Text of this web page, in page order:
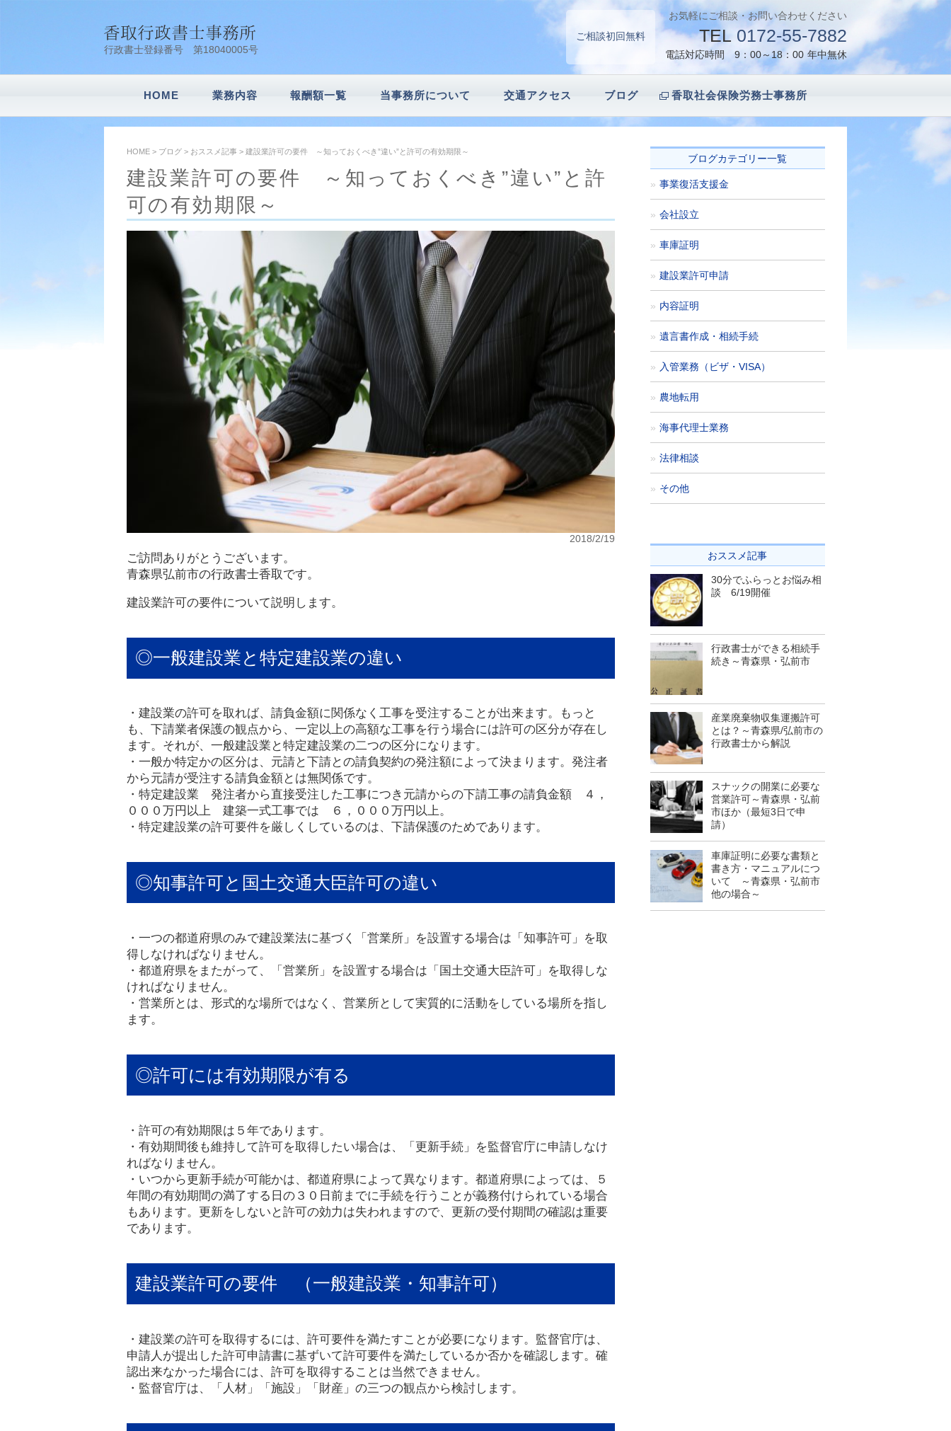
行政書士登録番号 第18040005号
ご相談初回無料
お気軽にご相談・お問い合わせください
TEL 0172-55-7882
電話対応時間 9：00～18：00 年中無休
HOME 業務内容 報酬額一覧 当事務所について 交通アクセス ブログ 香取社会保険労務士事務所
HOME> ブログ> おススメ記事> 建設業許可の要件 ～知っておくべき”違い”と許可の有効期限～
建設業許可の要件 ～知っておくべき”違い”と許
可の有効期限～
2018/2/19
ご訪問ありがとうございます。
青森県弘前市の行政書士香取です。
建設業許可の要件について説明します。
◎一般建設業と特定建設業の違い
・建設業の許可を取れば、請負金額に関係なく工事を受注することが出来ます。もっと
も、下請業者保護の観点から、一定以上の高額な工事を行う場合には許可の区分が存在し
ます。それが、一般建設業と特定建設業の二つの区分になります。
・一般か特定かの区分は、元請と下請との請負契約の発注額によって決まります。発注者
から元請が受注する請負金額とは無関係です。
・特定建設業 発注者から直接受注した工事につき元請からの下請工事の請負金額 ４，
０００万円以上 建築一式工事では ６，０００万円以上。
・特定建設業の許可要件を厳しくしているのは、下請保護のためであります。
◎知事許可と国土交通大臣許可の違い
・一つの都道府県のみで建設業法に基づく「営業所」を設置する場合は「知事許可」を取
得しなければなりません。
・都道府県をまたがって、「営業所」を設置する場合は「国土交通大臣許可」を取得しな
ければなりません。
・営業所とは、形式的な場所ではなく、営業所として実質的に活動をしている場所を指し
ます。
◎許可には有効期限が有る
・許可の有効期限は５年であります。
・有効期間後も維持して許可を取得したい場合は、「更新手続」を監督官庁に申請しなけ
ればなりません。
・いつから更新手続が可能かは、都道府県によって異なります。都道府県によっては、５
年間の有効期間の満了する日の３０日前までに手続を行うことが義務付けられている場合
もあります。更新をしないと許可の効力は失われますので、更新の受付期間の確認は重要
であります。
建設業許可の要件 （一般建設業・知事許可）
・建設業の許可を取得するには、許可要件を満たすことが必要になります。監督官庁は、
申請人が提出した許可申請書に基ずいて許可要件を満たしているか否かを確認します。確
認出来なかった場合には、許可を取得することは当然できません。
・監督官庁は、「人材」「施設」「財産」の三つの観点から検討します。
ブログカテゴリー一覧
事業復活支援金
会社設立
車庫証明
建設業許可申請
内容証明
遺言書作成・相続手続
入管業務（ビザ・VISA）
農地転用
海事代理士業務
法律相談
その他
おススメ記事
30分でふらっとお悩み相
談 6/19開催
行政書士ができる相続手
続き～青森県・弘前市
産業廃棄物収集運搬許可
とは？～青森県/弘前市の
行政書士から解説
スナックの開業に必要な
営業許可～青森県・弘前
市ほか（最短3日で申
請）
車庫証明に必要な書類と
書き方・マニュアルにつ
いて ～青森県・弘前市
他の場合～